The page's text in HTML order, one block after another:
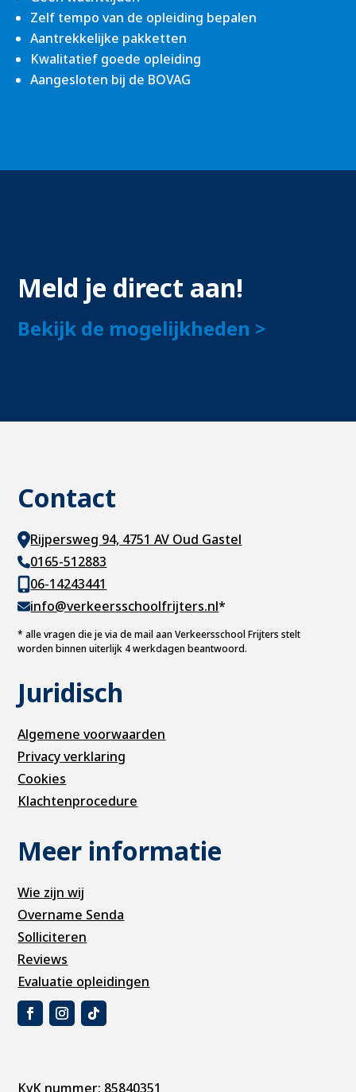
Zelf tempo van de opleiding bepalen
Aantrekkelijke pakketten
Kwalitatief goede opleiding
Aangesloten bij de BOVAG
Meld je direct aan!
Bekijk de mogelijkheden >
Contact
Rijpersweg 94, 4751 AV Oud Gastel
0165-512883
06-14243441
info@verkeersschoolfrijters.nl*
*alle vragen die je via de mail aan Verkeersschool Frijters stelt
worden binnen uiterlijk 4 werkdagen beantwoord.
Juridisch
Algemene voorwaarden
Privacy verklaring
Cookies
Klachtenprocedure
Meer informatie
Wie zijn wij
Overname Senda
Solliciteren
Reviews
Evaluatie opleidingen
KvK nummer: 85840351